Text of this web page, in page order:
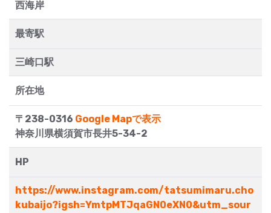
西海岸
最寄駅
三崎口駅
所在地
〒238-0316 Google Mapで表示
神奈川県横須賀市長井5-34-2
HP
https://www.instagram.com/tatsumimaru.cho
kubaijo?igsh=YmtpMTJqaGN0eXN0&utm_sour